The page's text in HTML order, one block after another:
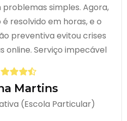
simples. Agora,
resolvido em horas, e o
preventiva evitou crises
online. Serviço impecável
Martins
(Escola Particular)